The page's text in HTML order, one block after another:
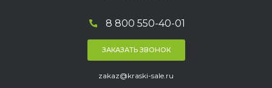
8 800 550-40-01
ЗАКАЗАТЬ ЗВОНОК
zakaz@kraski-sale.ru